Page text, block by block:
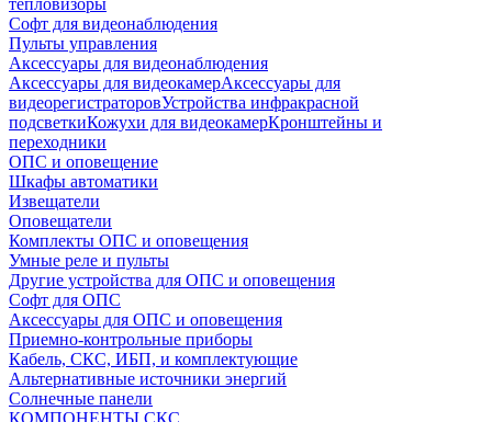
тепловизоры
Софт для видеонаблюдения
Пульты управления
Аксессуары для видеонаблюдения
Аксессуары для видеокамерАксессуары для
видеорегистраторовУстройства инфракрасной
подсветкиКожухи для видеокамерКронштейны и
переходники
ОПС и оповещение
Шкафы автоматики
Извещатели
Оповещатели
Комплекты ОПС и оповещения
Умные реле и пульты
Другие устройства для ОПС и оповещения
Софт для ОПС
Аксессуары для ОПС и оповещения
Приемно-контрольные приборы
Кабель, СКС, ИБП, и комплектующие
Альтернативные источники энергий
Солнечные панели
КОМПОНЕНТЫ СКС